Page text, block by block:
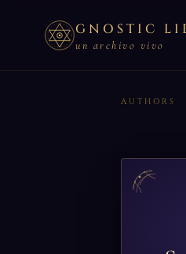
GNOSTIC
un archivo vivo
AUTHORS